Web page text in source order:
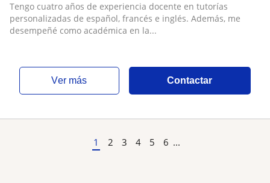
Tengo cuatro años de experiencia docente en tutorías
personalizadas de español, francés e inglés. Además, me
desempeñé como académica en la...
ver más Contactar
1 2 3 4 5 6 ...